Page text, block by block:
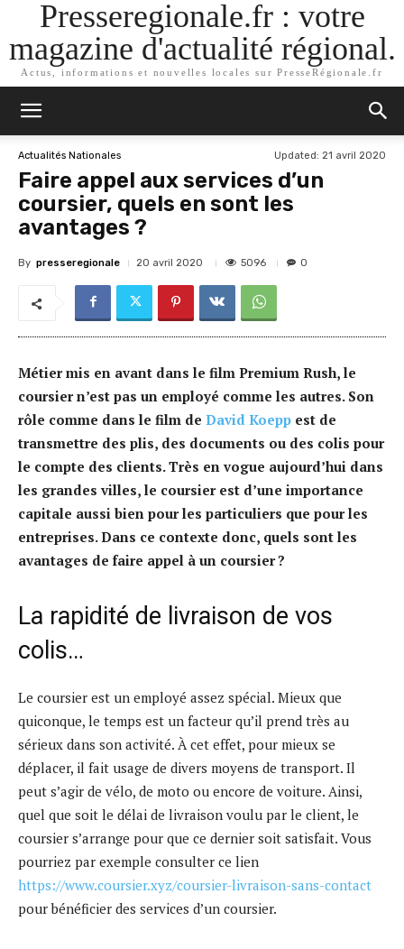
Presseregionale.fr : votre
magazine d'actualité régional.
Actus, informations et nouvelles locales sur PresseRégionale.fr
Actualités Nationales Updated: 21 avril 2020
Faire appel aux services d’un
coursier, quels en sont les
avantages ?
By presseregionale 20 avril 2020 5096 0
Métier mis en avant dans le film Premium Rush, le
coursier n’est pas un employé comme les autres. Son
rôle comme dans le film de David Koepp est de
transmettre des plis, des documents ou des colis pour
le compte des clients. Très en vogue aujourd’hui dans
les grandes villes, le coursier est d’une importance
capitale aussi bien pour les particuliers que pour les
entreprises. Dans ce contexte donc, quels sont les
avantages de faire appel à un coursier ?
La rapidité de livraison de vos
colis…
Le coursier est un employé assez spécial. Mieux que
quiconque, le temps est un facteur qu’il prend très au
sérieux dans son activité. À cet effet, pour mieux se
déplacer, il fait usage de divers moyens de transport. Il
peut s’agir de vélo, de moto ou encore de voiture. Ainsi,
quel que soit le délai de livraison voulu par le client, le
coursier s’arrange pour que ce dernier soit satisfait. Vous
pourriez par exemple consulter ce lien
https://www.coursier.xyz/coursier-livraison-sans-contact
pour bénéficier des services d’un coursier.